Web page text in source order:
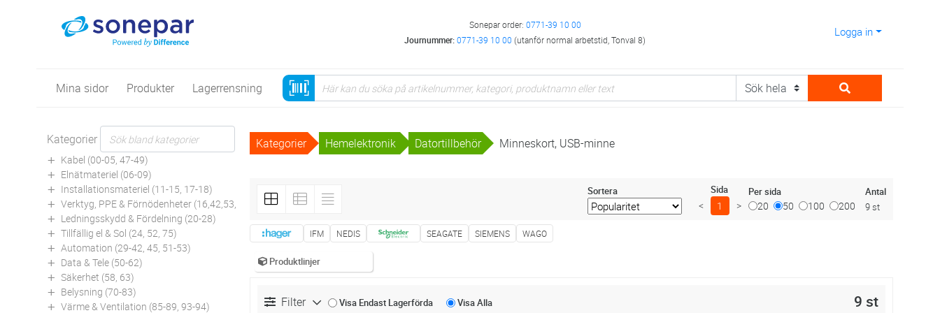
Sonepar order: 0771-39 10 00
Journummer:0771-39 10 00 (utanför normal arbetstid, Tonval 8)
Logga in
Mina sidor Produkter Lagerrensning
Kategorier
Kabel (00-05, 47-49)
Elnätmateriel (06-09)
Installationsmateriel (11-15, 17-18)
Verktyg, PPE & Förnödenheter (16,42,53,94)
Ledningsskydd & Fördelning (20-28)
Tillfällig el & Sol (24, 52, 75)
Automation (29-42, 45, 51-53)
Data & Tele (50-62)
Säkerhet (58, 63)
Belysning (70-83)
Värme & Ventilation (85-89, 93-94)
Kategorier Hemelektronik Datortillbehör Minneskort, USB-minne
Sortera Sida
< 1 >
Per sida
20 50 100 200
Antal
9 st
IFM NEDIS SEAGATE SIEMENS WAGO
Produktlinjer
Filter Visa Endast Lagerförda VisaAlla 9 st